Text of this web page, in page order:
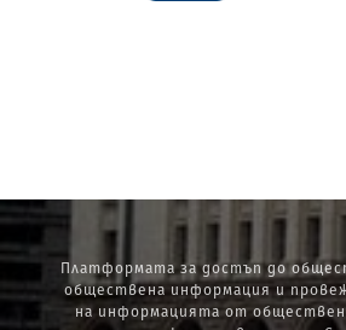
Платформата за достъп до
обществена информация и
на информацията от